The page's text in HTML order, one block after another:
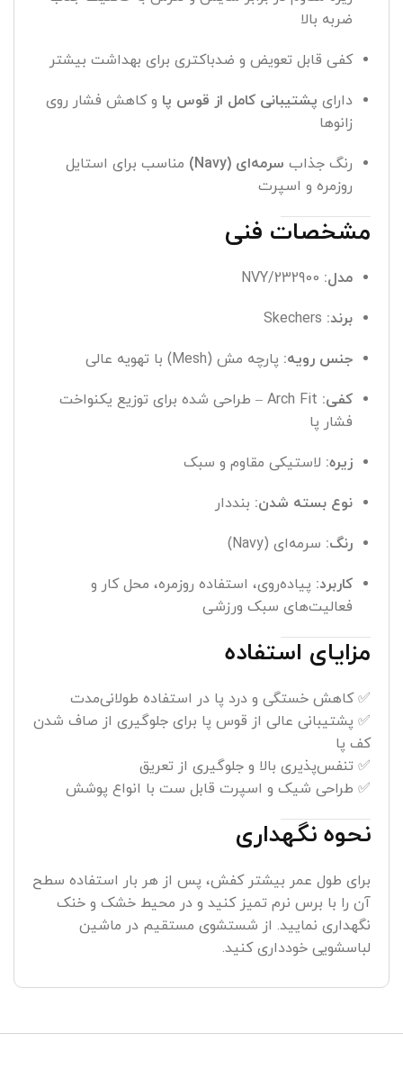
ضربه بالا
کفی قابل تعویض و ضدباکتری برای بهداشت بیشتر
دارای پشتیبانی کامل از قوس پا و کاهش فشار روی
زانوها
رنگ جذاب سرمه‌ای (Navy)
مناسب برای استایل
روزمره و اسپرت
مشخصات فنی
مدل:
برند:
جنس رویه: پارچه مش (Mesh) با تهویه عالی
کفی:
Arch Fit – طراحی شده برای توزیع یکنواخت
فشار پا
زیره: لاستیکی مقاوم و سبک
نوع بسته شدن: بنددار
رنگ: سرمه‌ای (Navy)
کاربرد: پیاده‌روی، استفاده روزمره، محل کار و
فعالیت‌های سبک ورزشی
مزایای استفاده
✅ کاهش خستگی و درد پا در استفاده طولانی‌مدت
✅ پشتیبانی عالی از قوس پا برای جلوگیری از صاف شدن
کف پا
✅ تنفس‌پذیری بالا و جلوگیری از تعریق
✅ طراحی شیک و اسپرت قابل ست با انواع پوشش
نحوه نگهداری
برای طول عمر بیشتر کفش، پس از هر بار استفاده سطح
آن را با برس نرم تمیز کنید و در محیط خشک و خنک
نگهداری نمایید. از شستشوی مستقیم در ماشین
لباسشویی خودداری کنید.